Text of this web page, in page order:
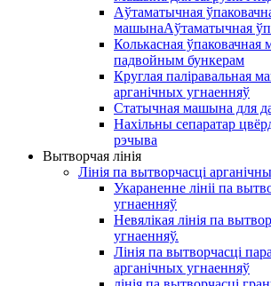
Аўтаматычная
машынаАўтаматычная
Колькасная ўпаковачная
падвойным бункерам
Круглая паліравальная
арганічных угнаенняў
Статычная машына для
Нахільны сепаратар
рэчыва
Вытворчая лінія
Лінія па вытворчасці
Укараненне лініі па
угнаенняў
Невялікая лінія па
угнаенняў.
Лінія па вытворчасці
арганічных угнаенняў